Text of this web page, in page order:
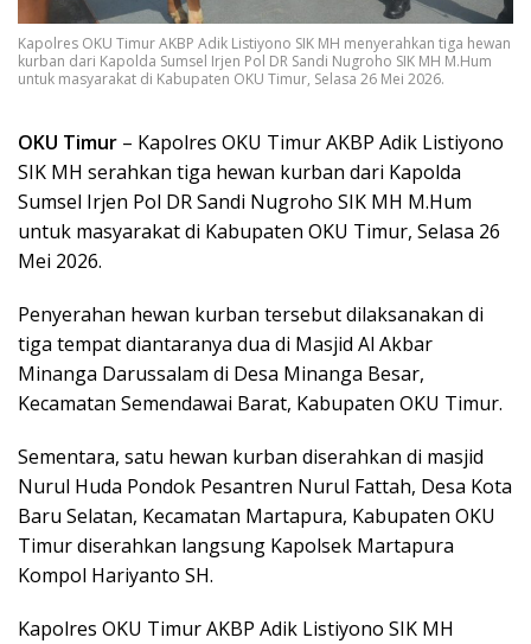
Kapolres OKU Timur AKBP Adik Listiyono SIK MH menyerahkan tiga hewan
kurban dari Kapolda Sumsel Irjen Pol DR Sandi Nugroho SIK MH M.Hum
untuk masyarakat di Kabupaten OKU Timur, Selasa 26 Mei 2026.
OKU Timur – Kapolres OKU Timur AKBP Adik Listiyono
SIK MH serahkan tiga hewan kurban dari Kapolda
Sumsel Irjen Pol DR Sandi Nugroho SIK MH M.Hum
untuk masyarakat di Kabupaten OKU Timur, Selasa 26
Mei 2026.
Penyerahan hewan kurban tersebut dilaksanakan di
tiga tempat diantaranya dua di Masjid Al Akbar
Minanga Darussalam di Desa Minanga Besar,
Kecamatan Semendawai Barat, Kabupaten OKU Timur.
Sementara, satu hewan kurban diserahkan di masjid
Nurul Huda Pondok Pesantren Nurul Fattah, Desa Kota
Baru Selatan, Kecamatan Martapura, Kabupaten OKU
Timur diserahkan langsung Kapolsek Martapura
Kompol Hariyanto SH.
Kapolres OKU Timur AKBP Adik Listiyono SIK MH